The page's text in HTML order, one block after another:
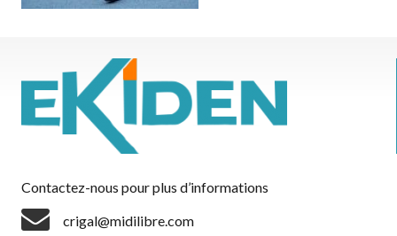
Contactez-nous pour plus d’informations
crigal@midilibre.com